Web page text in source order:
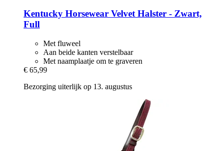
Kentucky Horsewear Velvet Halster -​ Zwart,
Full
Met fluweel
Aan beide kanten verstelbaar
Met naamplaatje om te graveren
€ 65,99
Bezorging uiterlijk op 13. augustus